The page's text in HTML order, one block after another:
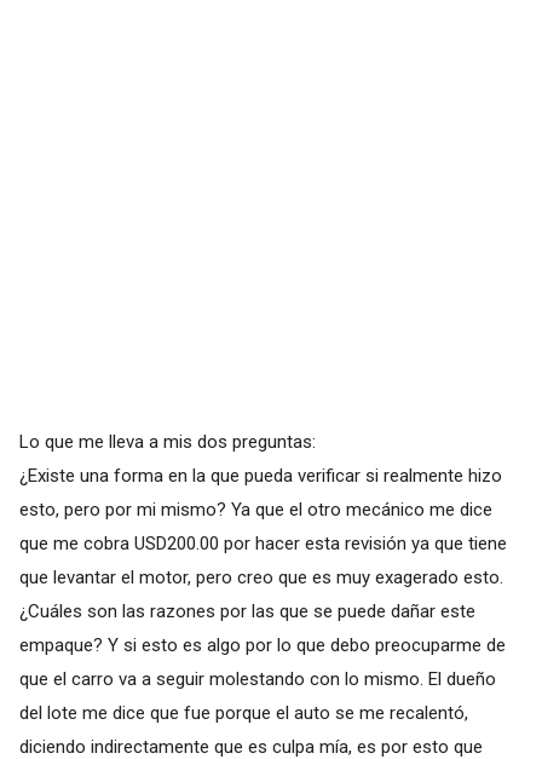
Lo que me lleva a mis dos preguntas:
¿Existe una forma en la que pueda verificar si realmente hizo
esto, pero por mi mismo? Ya que el otro mecánico me dice
que me cobra USD200.00 por hacer esta revisión ya que tiene
que levantar el motor, pero creo que es muy exagerado esto.
¿Cuáles son las razones por las que se puede dañar este
empaque? Y si esto es algo por lo que debo preocuparme de
que el carro va a seguir molestando con lo mismo. El dueño
del lote me dice que fue porque el auto se me recalentó,
diciendo indirectamente que es culpa mía, es por esto que